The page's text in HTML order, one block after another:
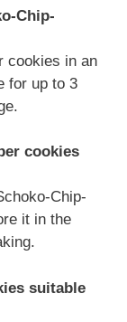
Chip-
cookies in an
for up to 3
cookies
Chip-
it in the
suitable